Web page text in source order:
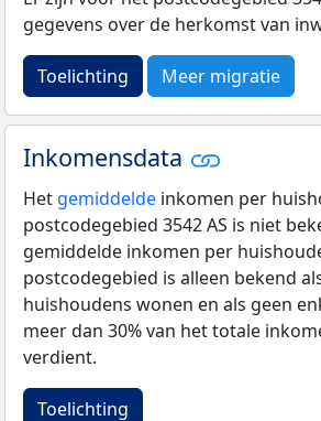
gegevens over de herkomst van
Toelichting Meer migratie
Inkomensdata
Het gemiddelde inkomen per
postcodegebied 3542 AS is niet
gemiddelde inkomen per
postcodegebied is alleen bekend
huishoudens wonen en als geen
meer dan 30% van het totale
verdient.
Toelichting